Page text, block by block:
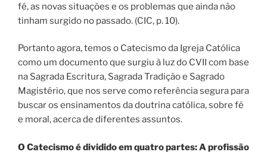
fé, as novas situações e os problemas que ainda não
tinham surgido no passado. (CIC, p. 10).
Portanto agora, temos o Catecismo da Igreja Católica
como um documento que surgiu à luz do CVII com base
na Sagrada Escritura, Sagrada Tradição e Sagrado
Magistério, que nos serve como referência segura para
buscar os ensinamentos da doutrina católica, sobre fé
e moral, acerca de diferentes assuntos.
O Catecismo é dividido em quatro partes: A profissão